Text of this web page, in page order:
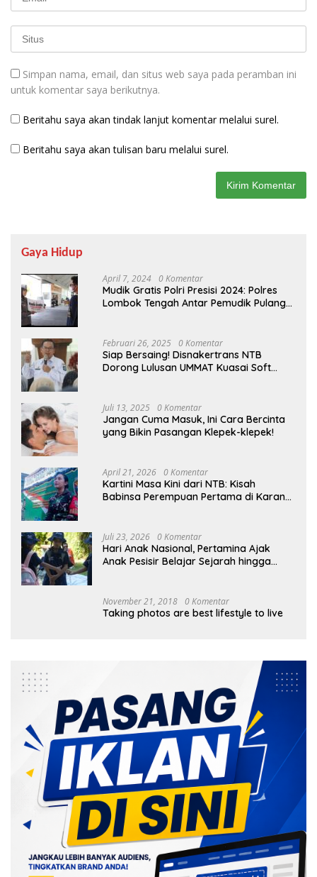
Simpan nama, email, dan situs web saya pada peramban ini
untuk komentar saya berikutnya.
Beritahu saya akan tindak lanjut komentar melalui surel.
Beritahu saya akan tulisan baru melalui surel.
Gaya Hidup
April 7, 2024 0 Komentar
Mudik Gratis Polri Presisi 2024: Polres
Lombok Tengah Antar Pemudik Pulang
Februari 26, 2025 0 Komentar
Siap Bersaing! Disnakertrans NTB
Dorong Lulusan UMMAT Kuasai Soft
Juli 13, 2025 0 Komentar
Jangan Cuma Masuk, Ini Cara Bercinta
yang Bikin Pasangan Klepek-klepek!
April 21, 2026 0 Komentar
Kartini Masa Kini dari NTB: Kisah
Babinsa Perempuan Pertama di Karang
Juli 23, 2026 0 Komentar
Hari Anak Nasional, Pertamina Ajak
Anak Pesisir Belajar Sejarah hingga
November 21, 2018 0 Komentar
Taking photos are best lifestyle to live